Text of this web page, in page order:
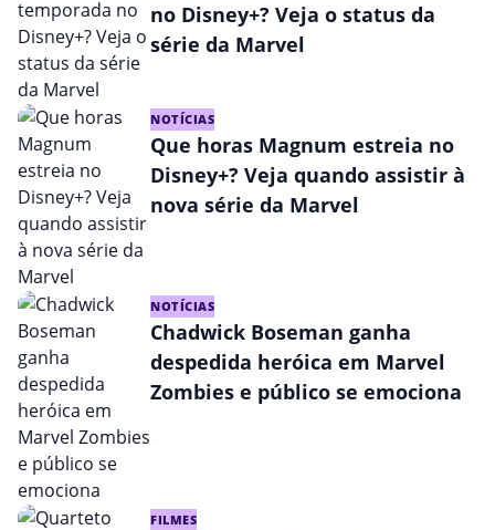
no Disney+? Veja o status da
série da Marvel
NOTÍCIAS
Que horas Magnum estreia no
Disney+? Veja quando assistir à
nova série da Marvel
NOTÍCIAS
Chadwick Boseman ganha
despedida heróica em Marvel
Zombies e público se emociona
FILMES